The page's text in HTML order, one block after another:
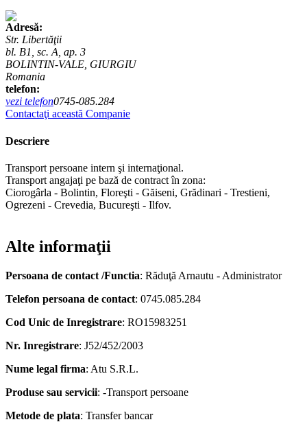
Adresă:
Str. Libertăţii
bl. B1, sc. A, ap. 3
BOLINTIN-VALE, GIURGIU
Romania
telefon:
vezi telefon0745-085.284
Contactaţi această Companie
Descriere
Transport persoane intern şi internaţional.
Transport angajaţi pe bază de contract în zona:
Ciorogârla - Bolintin, Floreşti - Găiseni, Grădinari - Trestieni,
Ogrezeni - Crevedia, Bucureşti - Ilfov.
Alte informaţii
Persoana de contact /Functia: Răduţă Arnautu - Administrator
Telefon persoana de contact: 0745.085.284
Cod Unic de Inregistrare: RO15983251
Nr. Inregistrare: J52/452/2003
Nume legal firma: Atu S.R.L.
Produse sau servicii: -Transport persoane
Metode de plata: Transfer bancar